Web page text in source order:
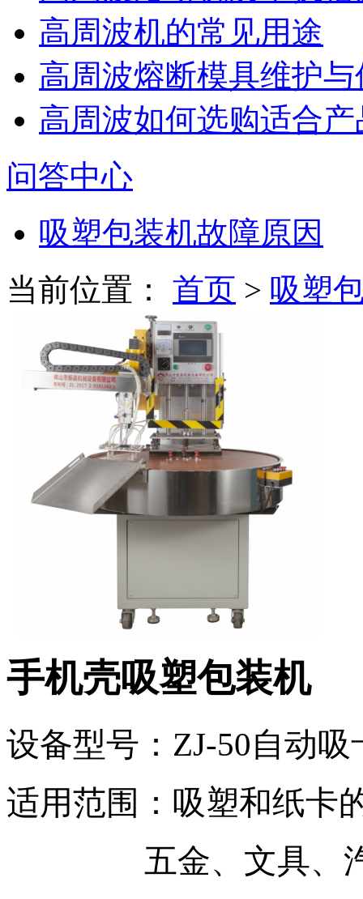
高周波机的常见用途
高周波熔断模具维护
高周波如何选购适合
问答中心
吸塑包装机故障原因
当前位置：
首页 > 吸塑
手机壳吸塑包装机
设备型号：ZJ-50自动
适用范围：吸塑和纸卡
五金、文具、汽